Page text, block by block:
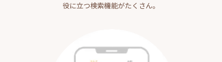
役に立つ検索機能がたくさん。